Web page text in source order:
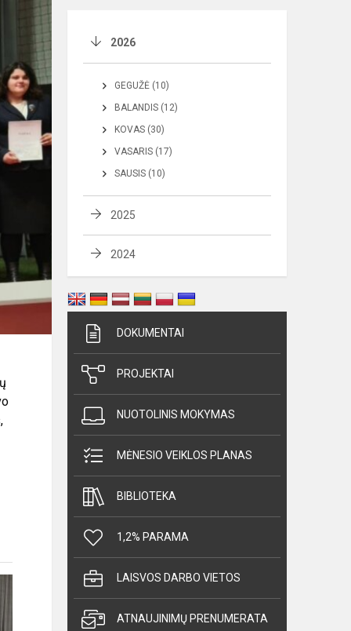
2026
GEGUŽĖ (10)
BALANDIS (12)
KOVAS (30)
VASARIS (17)
SAUSIS (10)
2025
2024
DOKUMENTAI
PROJEKTAI
NUOTOLINIS MOKYMAS
MĖNESIO VEIKLOS PLANAS
BIBLIOTEKA
1,2% PARAMA
LAISVOS DARBO VIETOS
ATNAUJINIMŲ PRENUMERATA